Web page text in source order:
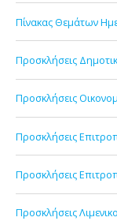
Πίνακας Θεμάτων
Προσκλήσεις
Προσκλήσεις
Προσκλήσεις
Προσκλήσεις
Προσκλήσεις